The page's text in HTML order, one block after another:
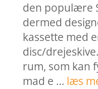
den populære
dermed
kassette med
disc/
rum, som kan
mad e … læs